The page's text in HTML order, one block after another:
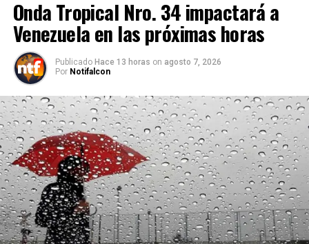
Onda Tropical Nro. 34 impactará a
Venezuela en las próximas horas
Publicado Hace 13 horas on agosto 7, 2026
Por Notifalcon